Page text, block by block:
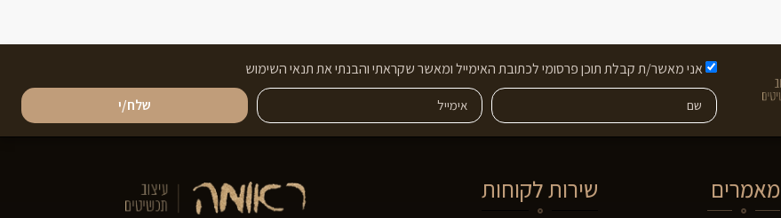
אני מאשר/ת קבלת תוכן פרסומי לכתובת האימייל ומאשר שקראתי והבנתי את תנאי השימוש
שלח/י
מאמרים שירות לקוחות